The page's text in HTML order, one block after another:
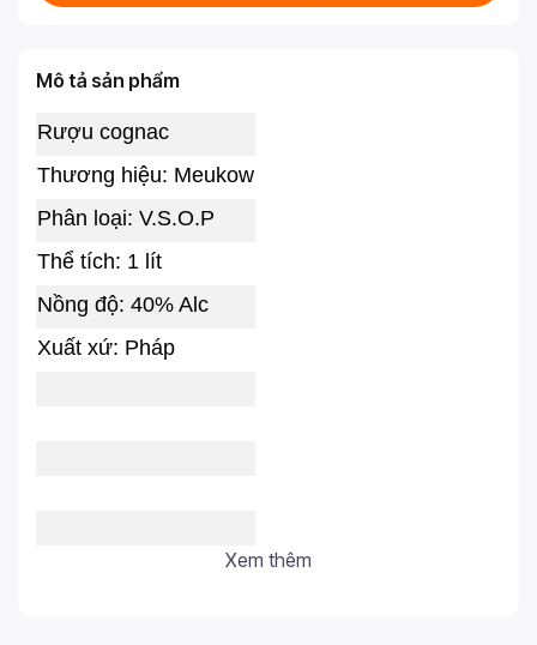
Mô tả sản phẩm
Rượu cognac
Thương hiệu: Meukow
Phân loại: V.S.O.P
Thể tích: 1 lít
Nồng độ: 40% Alc
Xuất xứ: Pháp
Xem thêm